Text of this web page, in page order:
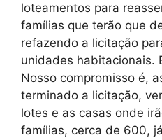
loteamentos para
famílias que terão que
refazendo a licitação
unidades habitacionais.
Nosso compromisso é,
terminado a licitação,
lotes e as casas onde
famílias, cerca de 600,